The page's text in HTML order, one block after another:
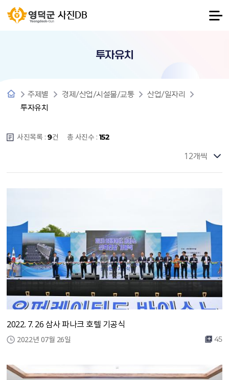
사진DB
투자유치
주제별 경제/산업/시설물/교통
산업/일자리
투자유치
사진목록 :9건 총 사진수 : 152
2022. 7. 26 삼사 파나크 호텔 기공식
2022년 07월 26일 45